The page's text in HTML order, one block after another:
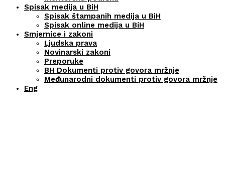
Spisak medija u BiH
Spisak štampanih medija u BiH
Spisak online medija u BiH
Smjernice i zakoni
Ljudska prava
Novinarski zakoni
Preporuke
BH Dokumenti protiv govora mržnje
Međunarodni dokumenti protiv govora mržnje
Eng